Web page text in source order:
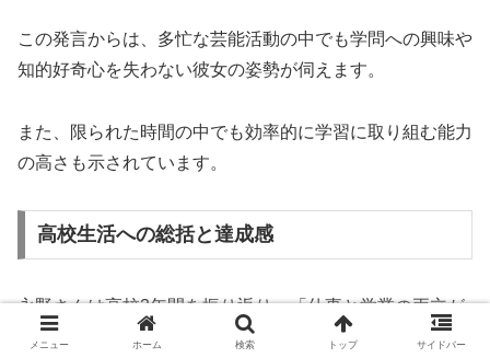
この発言からは、多忙な芸能活動の中でも学問への興味や
知的好奇心を失わない彼女の姿勢が伺えます。
また、限られた時間の中でも効率的に学習に取り組む能力
の高さも示されています。
高校生活への総括と達成感
永野さんは高校3年間を振り返り、「仕事と学業の両立が
思ったより大変だと考えることも多々ありました」としな
メニュー ホーム 検索 トップ サイドバー